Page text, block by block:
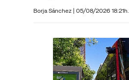
Borja Sánchez | 05/08/2026 18:21h.